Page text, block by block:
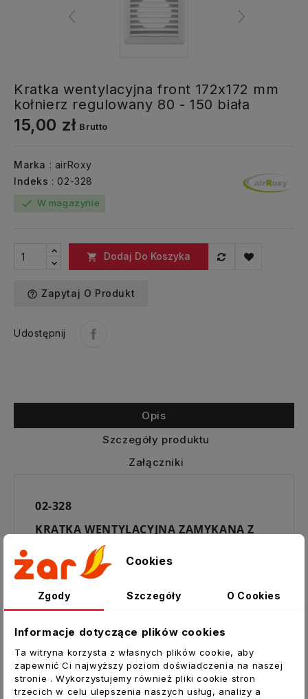
Kratka wentylacyjna front 172x172 mm
kołnierz regulowany 80 - 150 biała
15,00 zł Brutto
Marka : airRoxy
Indeks : 02-328
check W magazynie
 Dodaj Do Koszyka
help_outline Zapytaj O Produkt
Udostępnij
Opis
Szczegóły produktu
Załączniki
02-328
KRATKA WENTYLACYJNA ZAMYKANA Z
KANAŁEM REGULOWANYM 80-150
CECHY PRODUKTU
Kratka z żaluzją regulowaną sznurkiem.
Posiada mechanizm, który utrzymuje
zamyka się.
W przypadku wentylacji naturalnej może
zdarzyć się, że do łazienki wpadało będzie
zimne powietrze, kratka pozwoli zamknąć
Cookies
Zgody Szczegóły O Cookies
Informacje dotyczące plików cookies
Ta witryna korzysta z własnych plików cookie, aby
zapewnić Ci najwyższy poziom doświadczenia na naszej
stronie . Wykorzystujemy również pliki cookie stron
trzecich w celu ulepszenia naszych usług, analizy a